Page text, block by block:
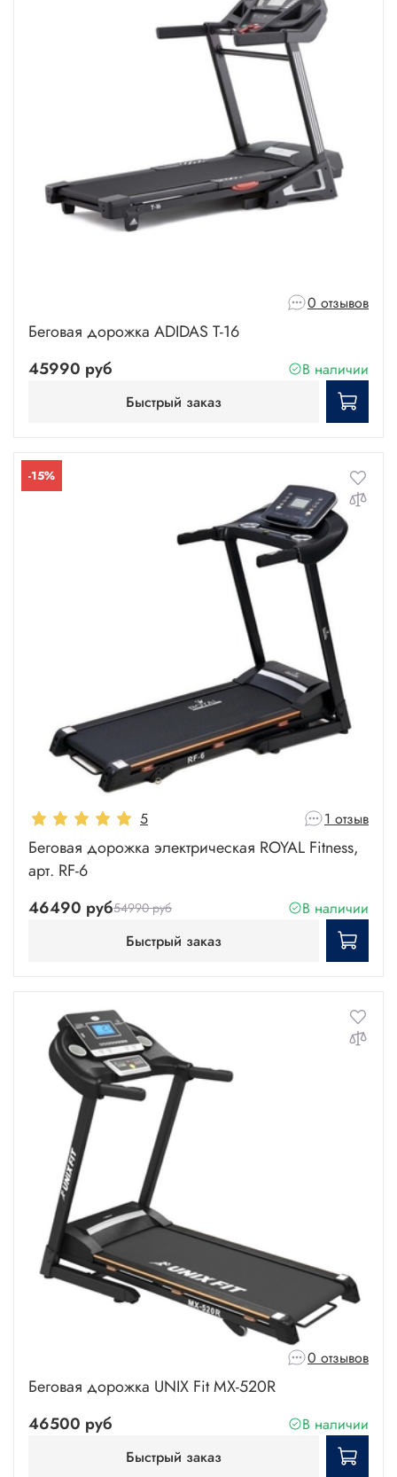
0 отзывов
Беговая дорожка ADIDAS T-16
45990 руб
В наличии
Быстрый заказ
-15%
5 1 отзыв
Беговая дорожка электрическая ROYAL Fitness,
арт. RF-6
46490 руб54990 руб
В наличии
Быстрый заказ
0 отзывов
Беговая дорожка UNIX Fit MX-520R
46500 руб
В наличии
Быстрый заказ